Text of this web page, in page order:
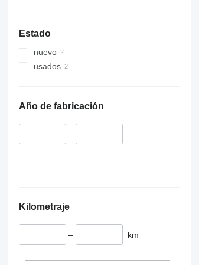
336
340
350
365
424
426
VMT
Vibromax
Estado
nuevo
usados
Año de fabricación
–
Kilometraje
– km